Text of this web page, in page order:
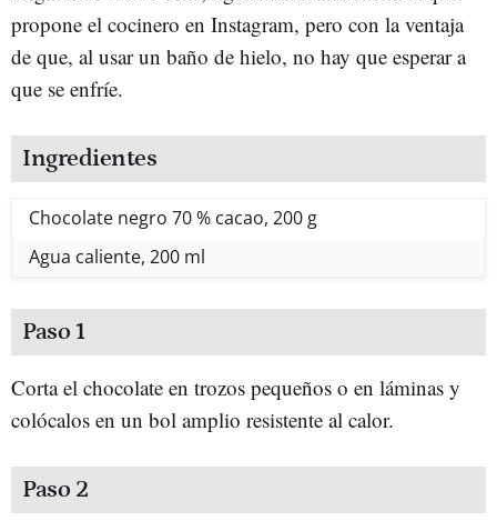
propone el cocinero en Instagram, pero con la ventaja
de que, al usar un baño de hielo, no hay que esperar a
que se enfríe.
Ingredientes
Chocolate negro 70 % cacao, 200 g
Agua caliente, 200 ml
Paso 1
Corta el chocolate en trozos pequeños o en láminas y
colócalos en un bol amplio resistente al calor.
Paso 2